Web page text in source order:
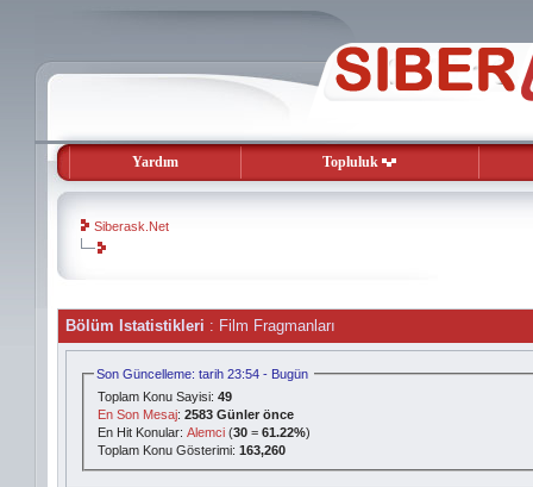
Yardım Topluluk
Siberask.Net
evooli
gaziantep
escort
gaziantep
escort
Bölüm Istatistikleri : Film Fragmanları
Son Güncelleme: tarih 23:54 - Bugün
Toplam Konu Sayisi:49
En Son Mesaj:2583 Günler önce
En Hit Konular:Alemci (30 =61.22%)
Toplam Konu Gösterimi:163,260